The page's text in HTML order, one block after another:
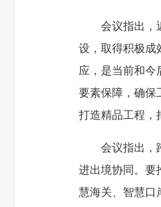
会议指出，近
设，取得积极成
应，是当前和今
要素保障，确保
打造精品工程，
会议指出，跨
进出境协同。要
慧海关、智慧口